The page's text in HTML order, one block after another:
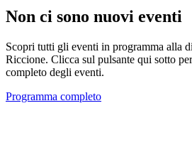
Non ci sono nuovi eventi
Scopri tutti gli eventi in programma alla
Riccione. Clicca sul pulsante qui sotto
completo degli eventi.
Programma completo